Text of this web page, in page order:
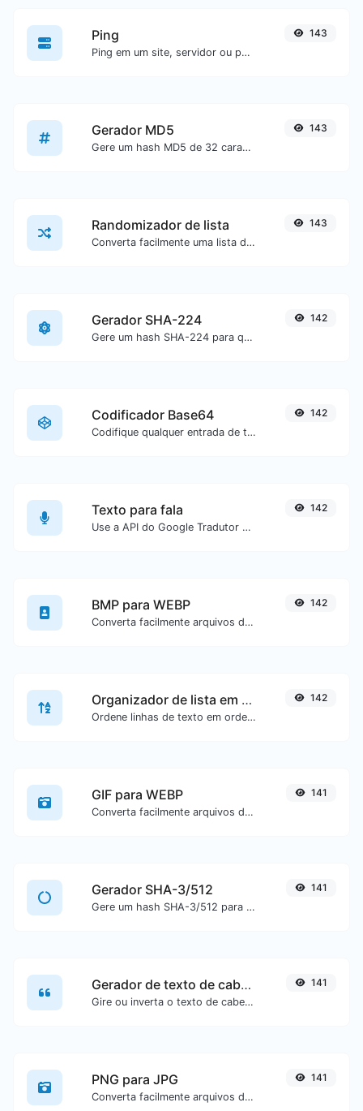
Ping
Ping em um site, servidor ou porta.
143
Gerador MD5
Gere um hash MD5 de 32 caracteres de comprimento para qualquer entrada de texto.
143
Randomizador de lista
Converta facilmente uma lista de texto em uma lista aleatória.
143
Gerador SHA-224
Gere um hash SHA-224 para qualquer entrada de texto.
142
Codificador Base64
Codifique qualquer entrada de texto em Base64.
142
Texto para fala
Use a API do Google Tradutor para gerar áudio a partir de um texto.
142
BMP para WEBP
Converta facilmente arquivos de imagem BMP para WEBP.
142
Organizador de lista em ordem alfabética
Ordene linhas de texto em ordem alfabética (A-Z ou Z-A) com facilidade.
142
GIF para WEBP
Converta facilmente arquivos de imagem GIF para WEBP.
141
Gerador SHA-3/512
Gere um hash SHA-3/512 para qualquer entrada de texto.
141
Gerador de texto de cabeça para baixo
Gire ou inverta o texto de cabeça para baixo com facilidade.
141
PNG para JPG
Converta facilmente arquivos de imagem PNG para JPG.
141